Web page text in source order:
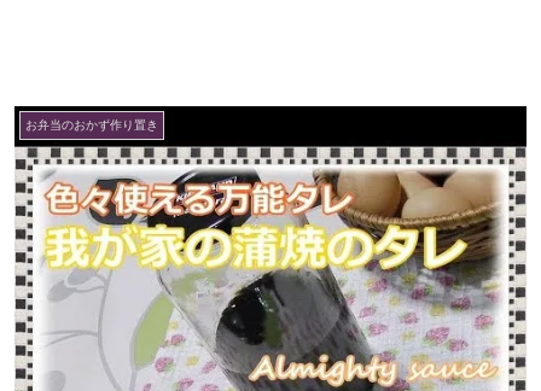
お弁当のおかず作り置き